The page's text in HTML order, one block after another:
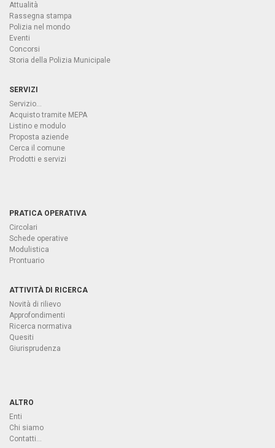
Attualità
Rassegna stampa
Polizia nel mondo
Eventi
Concorsi
Storia della Polizia Municipale
SERVIZI
Servizio...
Acquisto tramite MEPA
Listino e modulo
Proposta aziende
Cerca il comune
Prodotti e servizi
PRATICA OPERATIVA
Circolari
Schede operative
Modulistica
Prontuario
ATTIVITÀ DI RICERCA
Novità di rilievo
Approfondimenti
Ricerca normativa
Quesiti
Giurisprudenza
ALTRO
Enti
Chi siamo
Contatti...